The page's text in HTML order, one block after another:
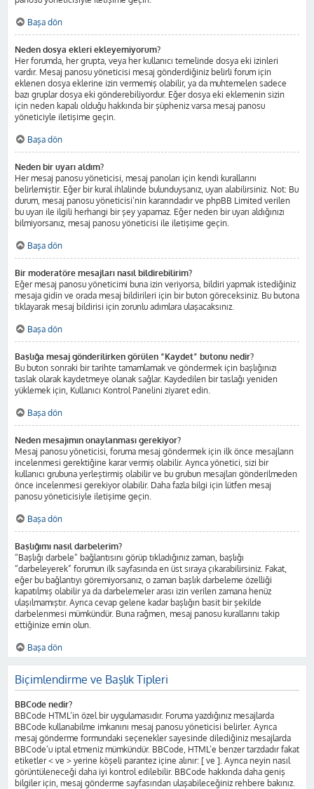
Başa dön
Neden dosya ekleri ekleyemiyorum?
Her forumda, her grupta, veya her kullanıcı temelinde dosya eki izinleri
vardır. Mesaj panosu yöneticisi mesaj gönderdiğiniz belirli forum için
eklenen dosya eklerine izin vermemiş olabilir, ya da muhtemelen sadece
bazı gruplar dosya eki gönderebiliyordur. Eğer dosya eki eklemenin sizin
için neden kapalı olduğu hakkında bir şüpheniz varsa mesaj panosu
yöneticiyle iletişime geçin.
Başa dön
Neden bir uyarı aldım?
Her mesaj panosu yöneticisi, mesaj panoları için kendi kurallarını
belirlemiştir. Eğer bir kural ihlalinde bulunduysanız, uyarı alabilirsiniz. Not: Bu
durum, mesaj panosu yöneticisi’nin kararındadır ve phpBB Limited verilen
bu uyarı ile ilgili herhangi bir şey yapamaz. Eğer neden bir uyarı aldığınızı
bilmiyorsanız, mesaj panosu yöneticisi ile iletişime geçin.
Başa dön
Bir moderatöre mesajları nasıl bildirebilirim?
Eğer mesaj panosu yöneticimi buna izin veriyorsa, bildiri yapmak istediğiniz
mesaja gidin ve orada mesaj bildirileri için bir buton göreceksiniz. Bu butona
tıklayarak mesaj bildirisi için zorunlu adımlara ulaşacaksınız.
Başa dön
Başlığa mesaj gönderilirken görülen “Kaydet” butonu nedir?
Bu buton sonraki bir tarihte tamamlamak ve göndermek için başlığınızı
taslak olarak kaydetmeye olanak sağlar. Kaydedilen bir taslağı yeniden
yüklemek için, Kullanıcı Kontrol Panelini ziyaret edin.
Başa dön
Neden mesajımın onaylanması gerekiyor?
Mesaj panosu yöneticisi, foruma mesaj göndermek için ilk önce mesajların
incelenmesi gerektiğine karar vermiş olabilir. Ayrıca yönetici, sizi bir
kullanıcı grubuna yerleştirmiş olabilir ve bu grubun mesajları gönderilmeden
önce incelenmesi gerekiyor olabilir. Daha fazla bilgi için lütfen mesaj
panosu yöneticisiyle iletişime geçin.
Başa dön
Başlığımı nasıl darbelerim?
“Başlığı darbele” bağlantısını görüp tıkladığınız zaman, başlığı
“darbeleyerek” forumun ilk sayfasında en üst sıraya çıkarabilirsiniz. Fakat,
eğer bu bağlantıyı göremiyorsanız, o zaman başlık darbeleme özelliği
kapatılmış olabilir ya da darbelemeler arası izin verilen zamana henüz
ulaşılmamıştır. Ayrıca cevap gelene kadar başlığın basit bir şekilde
darbelenmesi mümkündür. Buna rağmen, mesaj panosu kurallarını takip
ettiğinize emin olun.
Başa dön
Biçimlendirme ve Başlık Tipleri
BBCode nedir?
BBCode HTML’in özel bir uygulamasıdır. Foruma yazdığınız mesajlarda
BBCode kullanabilme imkanını mesaj panosu yöneticisi belirler. Ayrıca
mesaj gönderme formundaki seçenekler sayesinde dilediğiniz mesajlarda
BBCode’u iptal etmeniz mümkündür. BBCode, HTML’e benzer tarzdadır fakat
etiketler < ve > yerine köşeli parantez içine alınır: [ ve ]. Ayrıca neyin nasıl
görüntüleneceği daha iyi kontrol edilebilir. BBCode hakkında daha geniş
bilgiler için, mesaj gönderme sayfasından ulaşabileceğiniz rehbere bakınız.